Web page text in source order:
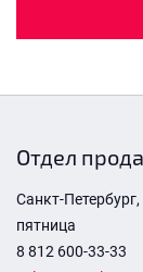
Отдел
Санкт-
пятница
8 812 600-33-33